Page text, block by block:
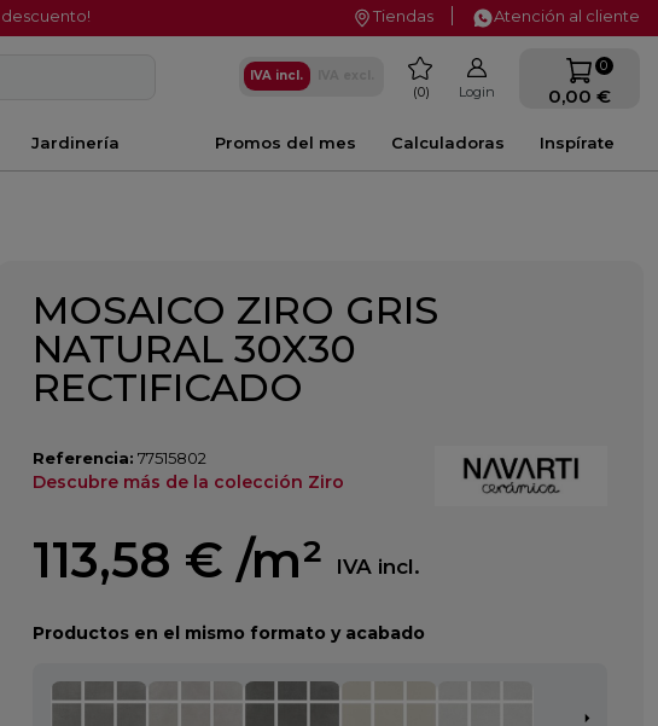
descuento! Tiendas Atención al cliente
IVA incl. favorite
0 Login
0
0,00 €
Jardinería Inspírate
Calculadoras
Promos del mes
MOSAICO ZIRO GRIS
NATURAL 30X30
RECTIFICADO
Referencia: 77515802
Descubre más de la colección Ziro
113,58 € /m² IVA incl.
Productos en el mismo formato y acabado